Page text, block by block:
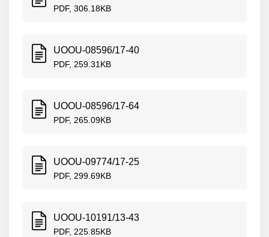
PDF, 306.18KB
UOOU-08596/17-40
PDF, 259.31KB
UOOU-08596/17-64
PDF, 265.09KB
UOOU-09774/17-25
PDF, 299.69KB
UOOU-10191/13-43
PDF, 225.85KB